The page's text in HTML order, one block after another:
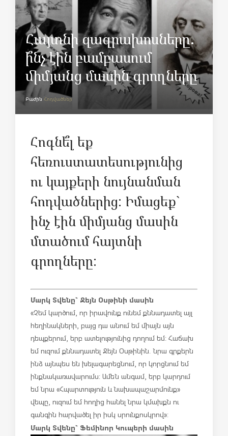
Հայտնի զազրախոսները.
ի՞նչ էին բամբասում
միմյանց մասին գրողները
Բաժին Հոդվածներ
Հոգնե՞լ եք
հեռուստատեսությունից
ու կայքերի նույնանման
հոդվածներից: Իմացեք`
ինչ էին միմյանց մասին
մտածում հայտնի
գրողները:
Մարկ Տվենը` Ջեյն Օսթինի մասին
«Չեմ կարծում, որ իրավունք ունեմ քննադատել այլ
հեղինակների, բայց դա անում եմ միայն այն
դեպքերում, երբ ատելությունից դողում եմ: Հաճախ
եմ ուզում քննադատել Ջեյն Օսթինին. նրա գրքերն
ինձ այնպես են խելագարեցնում, որ կորցնում եմ
ինքնակառավարումս: Ամեն անգամ, երբ կարդում
եմ նրա «Հպարտություն և նախապաշարմունք»
վեպը, ուզում եմ հողից հանել նրա կմախքն ու
գանգին հարվածել իր իսկ սրունքոսկրով»:
Մարկ Տվենը` Ֆեմինոր Կուպերի մասին